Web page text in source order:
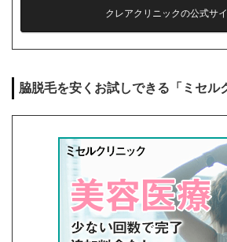
クレアクリニックの公式サ
脇脱毛を安くお試しできる「ミセル